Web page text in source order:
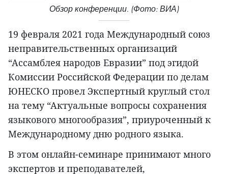
Обзор конференции. (Фото: ВИА)
19 февраля 2021 года Международный союз
неправительственных организаций
“Ассамблея народов Евразии” под эгидой
Комиссии Российской Федерации по делам
ЮНЕСКО провел Экспертный круглый стол
на тему “Актуальные вопросы сохранения
языкового многообразия”, приуроченный к
Международному дню родного языка.
В этом онлайн-семинаре принимают много
экспертов и преподавателей,